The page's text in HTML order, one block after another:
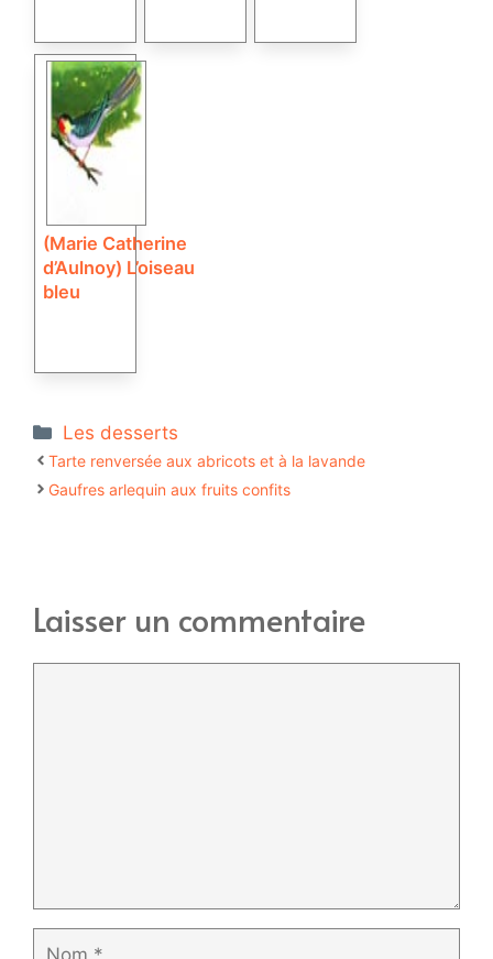
(Marie Catherine
d’Aulnoy) L’oiseau
bleu
Catégories
Les desserts
Tarte renversée aux abricots et à la lavande
Gaufres arlequin aux fruits confits
Laisser un commentaire